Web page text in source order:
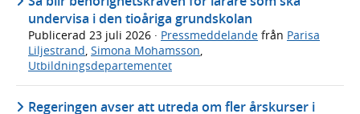
undervisa i den tioåriga grundskolan
Publicerad 23 juli 2026 · Pressmeddelande från Parisa
Liljestrand Simona Mohamsson
Utbildningsdepartementet
Regeringen avser att utreda om fler årskurser i